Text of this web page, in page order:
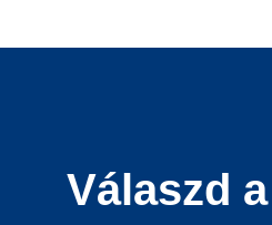
Válaszd a